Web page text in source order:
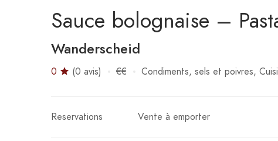
Sauce bolognaise –
Wanderscheid
0 (0 avis) €€ Condiments, sels et poivres
Reservations Vente à emporter